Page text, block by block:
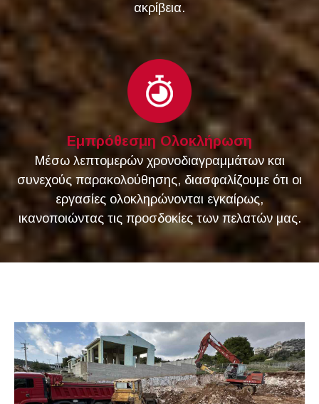
ακρίβεια.
Εμπρόθεσμη Ολοκλήρωση
Μέσω λεπτομερών χρονοδιαγραμμάτων και
συνεχούς παρακολούθησης, διασφαλίζουμε ότι οι
εργασίες ολοκληρώνονται εγκαίρως,
ικανοποιώντας τις προσδοκίες των πελατών μας.